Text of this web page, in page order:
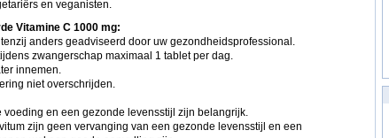
en veganisten.
Vitamine C 1000 mg:
anders geadviseerd door uw gezondheidsprofessional.
zwangerschap maximaal 1 tablet per dag.
innemen.
niet overschrijden.
voeding en een gezonde levensstijl zijn belangrijk.
zijn geen vervanging van een gezonde levensstijl en een